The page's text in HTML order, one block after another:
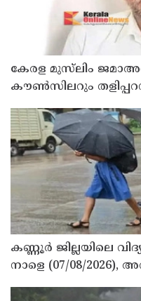
കേരള മുസ്‌ലിം
കൗൺസിലറും
നിര്യാതനായി
കണ്ണൂർ ജില്ലയിലെ
നാളെ (07/08/2026),